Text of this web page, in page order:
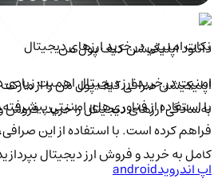
نکات امنیتی در خرید ارزهای دیجیتال
امنیت در خرید ارز دیجیتال اهمیت زیادی
با استفاده از فناوری‌های امنیتی
فراهم کرده است. با استفاده از این
کامل به خرید و فروش ارز دیجیتال
دانلود اپلیکیشن کیف‌ پول من
اپلیکیشن صرافی کیف پول من را از
به‌سادگی ارزهای دیجیتال را خرید، فروش
اپ اندرویدandroid